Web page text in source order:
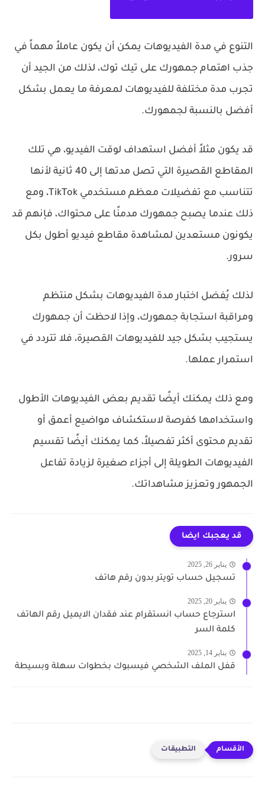
التنوع في مدة الفيديوهات يمكن أن يكون عاملاً مهماً في
جذب اهتمام جمهورك على تيك توك، لذلك من الجيد أن
تجرب مدة مختلفة للفيديوهات لمعرفة ما يعمل بشكل
أفضل بالنسبة لجمهورك.
قد يكون مثلاً أفضل استهداف لوقت الفيديو، هي تلك
المقاطع القصيرة التي تصل مدتها إلى 40 ثانية لأنها
تتناسب مع تفضيلات معظم مستخدمي TikTok، ومع
ذلك عندما يصبح جمهورك مدمنًا على محتواك، فإنهم قد
يكونون مستعدين لمشاهدة مقاطع فيديو أطول بكل
سرور.
لذلك يُفضل اختبار مدة الفيديوهات بشكل منتظم
ومراقبة استجابة جمهورك، وإذا لاحظت أن جمهورك
يستجيب بشكل جيد للفيديوهات القصيرة، فلا تتردد في
استمرار عملها.
ومع ذلك يمكنك أيضًا تقديم بعض الفيديوهات الأطول
واستخدامها كفرصة لاستكشاف مواضيع أعمق أو
تقديم محتوى أكثر تفصيلاً، كما يمكنك أيضًا تقسيم
الفيديوهات الطويلة إلى أجزاء صغيرة لزيادة تفاعل
الجمهور وتعزيز مشاهداتك.
قد يعجبك ايضا
يناير 26, 2025
تسجيل حساب تويتر بدون رقم هاتف
يناير 20, 2025
استرجاع حساب انستقرام عند فقدان الايميل رقم الهاتف
كلمة السر
يناير 14, 2025
قفل الملف الشخصي فيسبوك بخطوات سهلة وبسيطة
التطبيقات